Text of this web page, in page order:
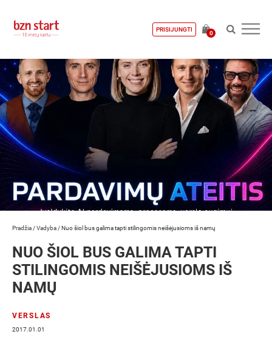
PRISIJUNGTI
0
Pradžia /Vadyba /Nuo šiol bus galima tapti stilingomis neišėjusioms iš namų
NUO ŠIOL BUS GALIMA TAPTI
STILINGOMIS NEIŠĖJUSIOMS IŠ
NAMŲ
VERSLAS
2017.01.01